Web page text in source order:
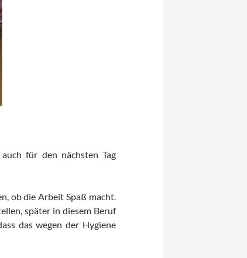
für den nächsten Tag
ob die Arbeit Spaß macht.
später in diesem Beruf
das wegen der Hygiene